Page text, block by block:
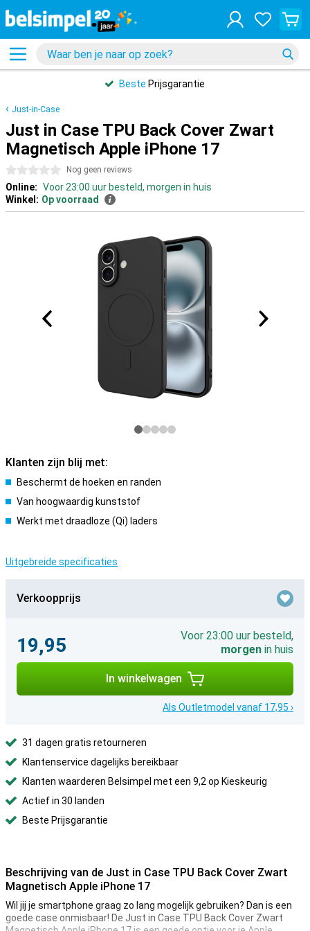
Beste Prijsgarantie
Just-in-Case
Just in Case TPU Back Cover Zwart
Magnetisch Apple iPhone 17
0 sterren Nog geen reviews
Online: Voor 23:00 uur besteld, morgen in huis
Winkel: Op voorraad
Klanten zijn blij met:
Beschermt de hoeken en randen
Van hoogwaardig kunststof
Werkt met draadloze (Qi) laders
Uitgebreide specificaties
Verkoopprijs
19,95
Voor 23:00 uur besteld,
morgen in huis
In winkelwagen
Als Outletmodel vanaf 17,95 ›
31 dagen gratis retourneren
Klantenservice dagelijks bereikbaar
Klanten waarderen Belsimpel met een 9,2 op Kieskeurig
Actief in 30 landen
Beste Prijsgarantie
Beschrijving van de Just in Case TPU Back Cover Zwart
Magnetisch Apple iPhone 17
Wil jij je smartphone graag zo lang mogelijk gebruiken? Dan is een
goede case onmisbaar! De Just in Case TPU Back Cover Zwart